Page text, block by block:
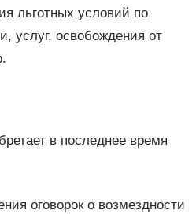
льготных условий по
услуг, освобождения от
в последнее время
оговорок о возмездности